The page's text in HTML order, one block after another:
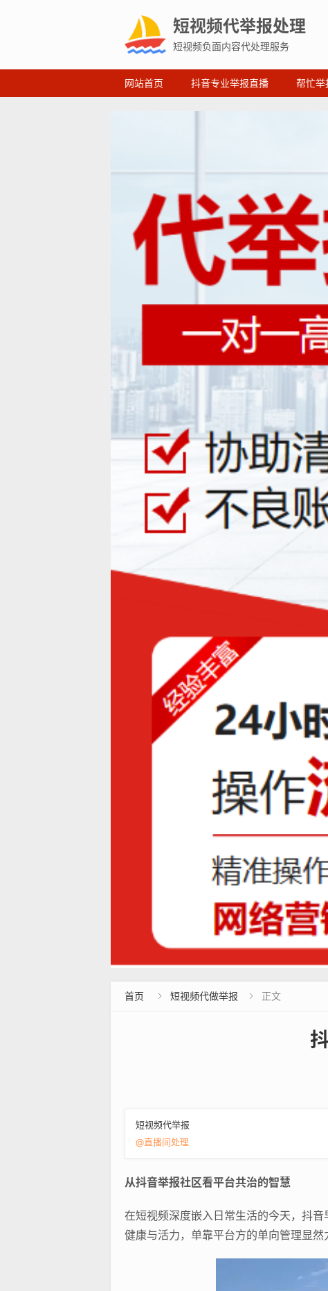
短视频代举报处理
短视频负面内容代处理服务
网站首页 抖音专业举报直播 帮忙举
首页  短视频代做举报  正文
短视频代举报
@直播间处理
从抖音举报社区看平台共治的智慧
在短视频深度嵌入日常生活的今天，抖
健康与活力，单靠平台方的单向管理显然